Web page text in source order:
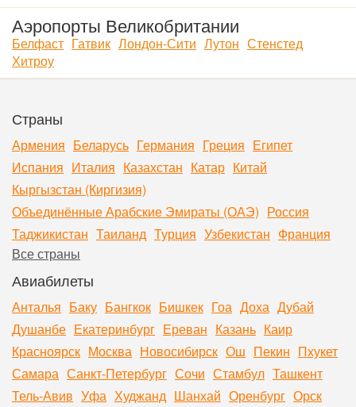
Аэропорты Великобритании
Белфаст Гатвик Лондон-Сити Лутон Стенстед
Хитроу
Страны
Армения Беларусь Германия Греция Египет
Испания Италия Казахстан Катар Китай
Кыргызстан (Киргизия)
Объединённые Арабские Эмираты (ОАЭ) Россия
Таджикистан Таиланд Турция Узбекистан Франция
Все страны
Авиабилеты
Анталья Баку Бангкок Бишкек Гоа Доха Дубай
Душанбе Екатеринбург Ереван Казань Каир
Красноярск Москва Новосибирск Ош Пекин Пхукет
Самара Санкт-Петербург Сочи Стамбул Ташкент
Тель-Авив Уфа Худжанд Шанхай Оренбург Орск